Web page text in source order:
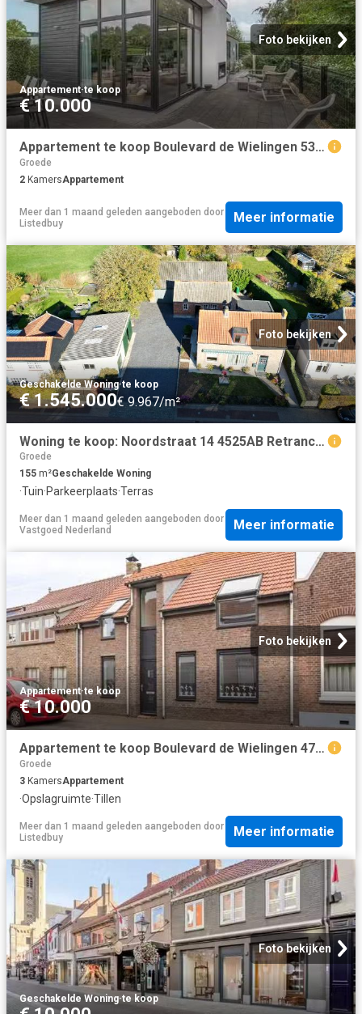
Foto bekijken
Appartement·te koop
€ 10.000
Appartement te koop Boulevard de Wielingen 53 001 in Cadzand v.
Groede
2 KamersAppartement
Meer dan 1 maand geleden aangeboden door
Listedbuy
Meer informatie
Foto bekijken
Geschakelde Woning·te koop
€ 1.545.000€ 9.967/m²
Woning te koop: Noordstraat 14 4525AB Retranchement Vastgoed Nederland
Groede
155 m²Geschakelde Woning
·Tuin·Parkeerplaats·Terras
Meer dan 1 maand geleden aangeboden door
Vastgoed Nederland
Meer informatie
Foto bekijken
Appartement·te koop
€ 10.000
Appartement te koop Boulevard de Wielingen 47 B 002 in Cadzand.
Groede
3 KamersAppartement
·Opslagruimte·Tillen
Meer dan 1 maand geleden aangeboden door
Listedbuy
Meer informatie
Foto bekijken
Geschakelde Woning·te koop